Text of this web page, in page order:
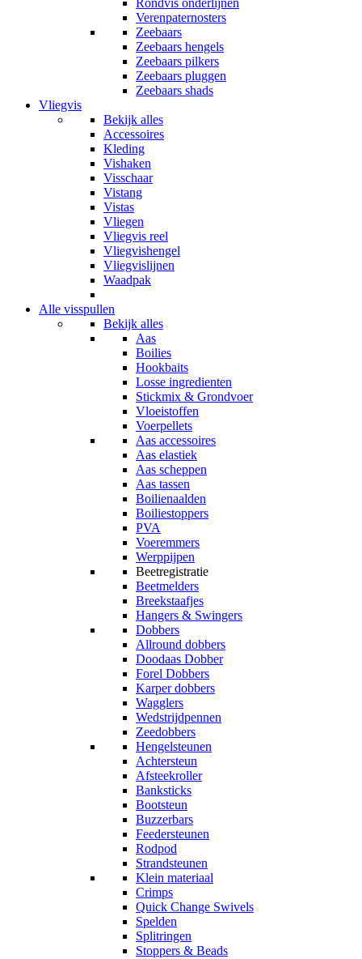
Rondvis onderlijnen
Verenpaternosters
Zeebaars
Zeebaars hengels
Zeebaars pilkers
Zeebaars pluggen
Zeebaars shads
Vliegvis
Bekijk alles
Accessoires
Kleding
Vishaken
Visschaar
Vistang
Vistas
Vliegen
Vliegvis reel
Vliegvishengel
Vliegvislijnen
Waadpak
Alle visspullen
Bekijk alles
Aas
Boilies
Hookbaits
Losse ingredienten
Stickmix & Grondvoer
Vloeistoffen
Voerpellets
Aas accessoires
Aas elastiek
Aas scheppen
Aas tassen
Boilienaalden
Boiliestoppers
PVA
Voeremmers
Werppijpen
Beetregistratie
Beetmelders
Breekstaafjes
Hangers & Swingers
Dobbers
Allround dobbers
Doodaas Dobber
Forel Dobbers
Karper dobbers
Wagglers
Wedstrijdpennen
Zeedobbers
Hengelsteunen
Achtersteun
Afsteekroller
Banksticks
Bootsteun
Buzzerbars
Feedersteunen
Rodpod
Strandsteunen
Klein materiaal
Crimps
Quick Change Swivels
Spelden
Splitringen
Stoppers & Beads